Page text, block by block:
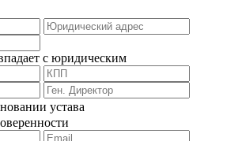
с юридическим
устава